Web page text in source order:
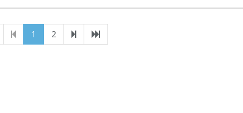
1 (current)
2